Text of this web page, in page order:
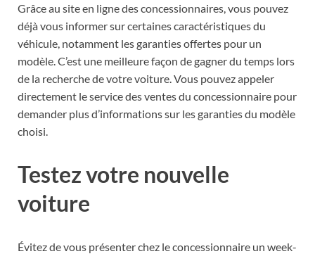
Grâce au site en ligne des concessionnaires, vous pouvez
déjà vous informer sur certaines caractéristiques du
véhicule, notamment les garanties offertes pour un
modèle. C’est une meilleure façon de gagner du temps lors
de la recherche de votre voiture. Vous pouvez appeler
directement le service des ventes du concessionnaire pour
demander plus d’informations sur les garanties du modèle
choisi.
Testez votre nouvelle
voiture
Évitez de vous présenter chez le concessionnaire un week-